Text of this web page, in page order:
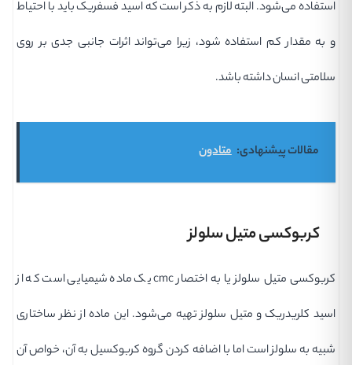
استفاده می‌شود. البته لازم به ذکر است که اسید فسفریک باید با احتیاط
و به مقدار کم استفاده شود، زیرا می‌تواند اثرات جانبی جدی بر روی
سلامتی انسان داشته باشد.
مقالات پیشنهادی: متادون
کربوکسی متیل سلولز
کربوکسی متیل سلولز یا به اختصار cmc یک ماده شیمیایی است که از
اسید کلریدریک و متیل سلولز تهیه می‌شود. این ماده از نظر ساختاری
شبیه به سلولز است اما با اضافه کردن گروه کربوکسیل به آن، خواص آن